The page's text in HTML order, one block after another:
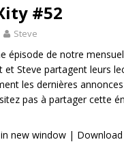
#52
Steve
épisode de notre
et Steve partagent leurs
les dernières
pas à partager cette
new window | Download